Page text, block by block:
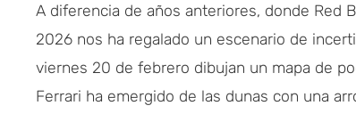
A diferencia de años anteriores, donde Red
2026 nos ha regalado un escenario de
viernes 20 de febrero dibujan un mapa de
Ferrari ha emergido de las dunas con una